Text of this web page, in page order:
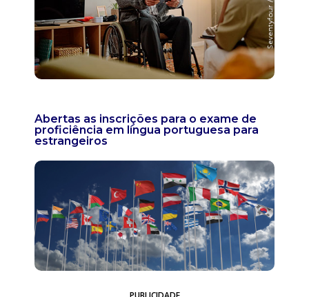
Abertas as inscrições para o exame de
proficiência em língua portuguesa para
estrangeiros